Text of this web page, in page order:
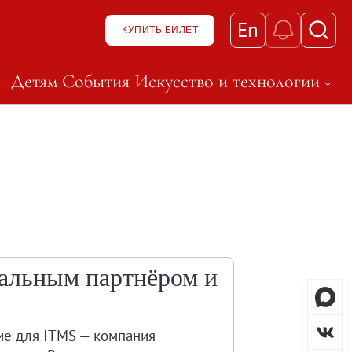
КУПИТЬ БИЛЕТ En
нему
и перейти к нему
чтобы открыть подменю и перейти к нему
Детям События Искусство и технологии
Нажмите Shift, чтобы
партнёром и
для ITMS — компания